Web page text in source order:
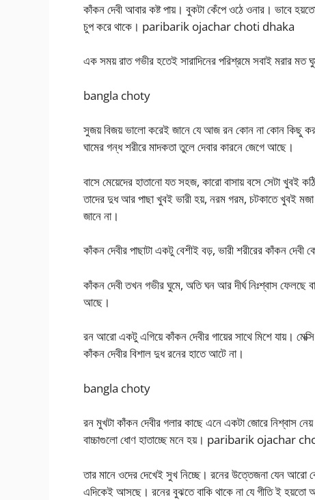
কাঁকন দেবী আবার কষ্ট পায়। বুকটা কেঁপে ওঠে ওনার। ভাবে
চুপ করে থাকে। paribarik ojachar choti dhaka
এক সময় রাত গভীর হতেই সারাদিনের পরিশ্রমে সবাই মরার
bangla choty
সুজয় বিজয় ভালো করেই জানে যে আজ রন কোন না কোন কিছু
ঘামের গন্ধ শরীরে মাদকতা তুলে দেবার কারনে জেগে আছে।
বাসে মেয়েদের হাতানো যত সহজ, কারো বাসায় বসে সেটা খুবই
তাদের দুধ আর পাছা খুবই ভারী হয়, নরম গরম, চটকাতে খুবই
জানে না।
কাঁকন দেবীর পাছাটা একটু বেশীই বড়, ভারী শরীরের কাঁকন
কাঁকন দেবী তখন গভীর ঘুমে, অতি ঘন আর দীর্ঘ নিঃশ্বাস
আছে।
রন আরো একটু এগিয়ে কাঁকন দেবীর গায়ের সাথে মিশে যায়।
কাঁকন দেবীর বিশাল দুধ রনের হাতে আটে না।
bangla choty
রন মুখটা কাঁকন দেবীর গলার কাছে এনে একটা জোরে নিশ্বাস
বাচ্চাগুলো ধোণ হাতাচ্ছে মনে হয়। paribarik ojachar
তার মানে ওদের দেখেই সুখ নিচ্ছে। রনের উত্তেজনা যেন আরো
এদিকেই আসছে। রনের বুঝতে বাকি থাকে না যে গীতি ই হয়তো